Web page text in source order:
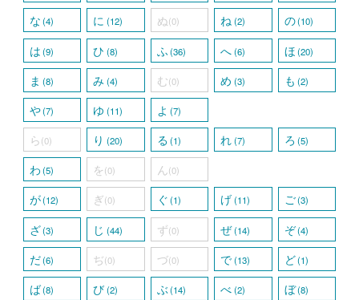
な(4) に (12) ぬ(0) ね(2) の(10)
は(9) ひ (8) ふ (36) へ(6) ほ (20)
ま (8) み(4) む(0) め (3) も (2)
や(7) ゆ (11) よ (7)
ら(0) り (20) る (1) れ(7) ろ (5)
わ(5) を(0) ん(0)
が(12) ぎ(0) ぐ (1) げ(11) ご(3)
ざ(3) じ (44) ず(0) ぜ(14) ぞ(4)
だ(6) ぢ(0) づ(0) で(13) ど(1)
ば(8) び(2) ぶ (14) べ(2) ぼ(8)